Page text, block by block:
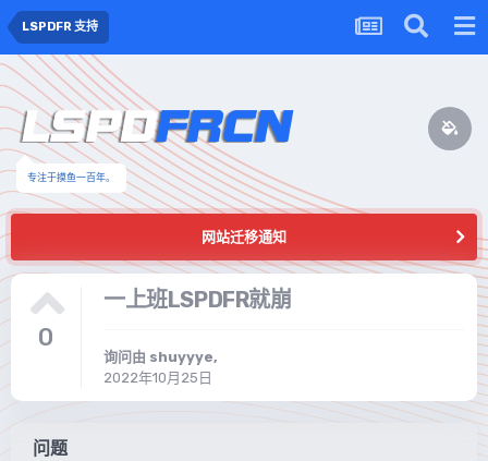
LSPDFR 支持
专注于摸鱼一百年。
网站迁移通知
0
一上班LSPDFR就崩
询问由 shuyyye,
2022年10月25日
问题